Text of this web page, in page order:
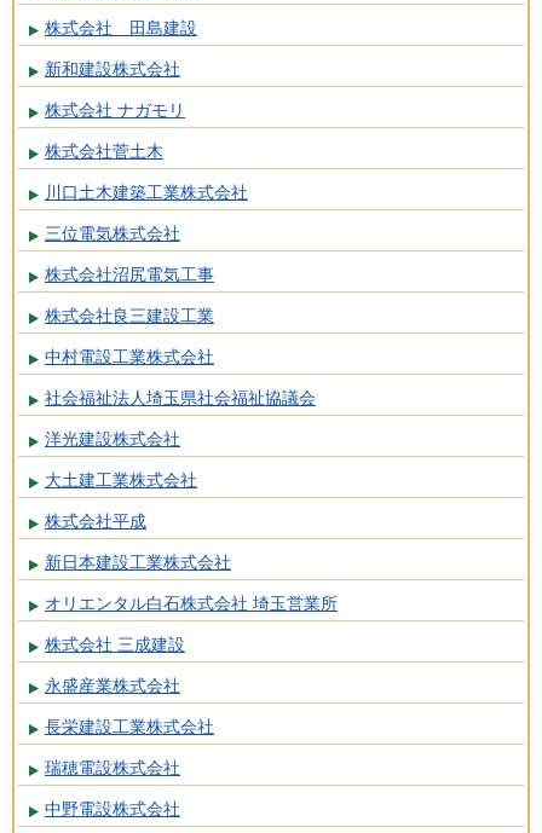
株式会社 田島建設
新和建設株式会社
株式会社 ナガモリ
株式会社菅土木
川口土木建築工業株式会社
三位電気株式会社
株式会社沼尻電気工事
株式会社良三建設工業
中村電設工業株式会社
社会福祉法人埼玉県社会福祉協議会
洋光建設株式会社
大土建工業株式会社
株式会社平成
新日本建設工業株式会社
オリエンタル白石株式会社 埼玉営業所
株式会社 三成建設
永盛産業株式会社
長栄建設工業株式会社
瑞穂電設株式会社
中野電設株式会社